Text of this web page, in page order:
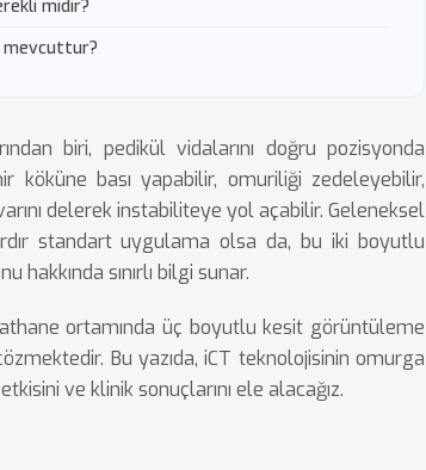
midir?
mevcuttur?
biri, pedikül vidalarını doğru pozisyonda
köküne bası yapabilir, omuriliği zedeleyebilir,
delerek instabiliteye yol açabilir. Geleneksel
standart uygulama olsa da, bu iki boyutlu
sınırlı bilgi sunar.
ortamında üç boyutlu kesit görüntüleme
Bu yazıda, iCT teknolojisinin omurga
ve klinik sonuçlarını ele alacağız.